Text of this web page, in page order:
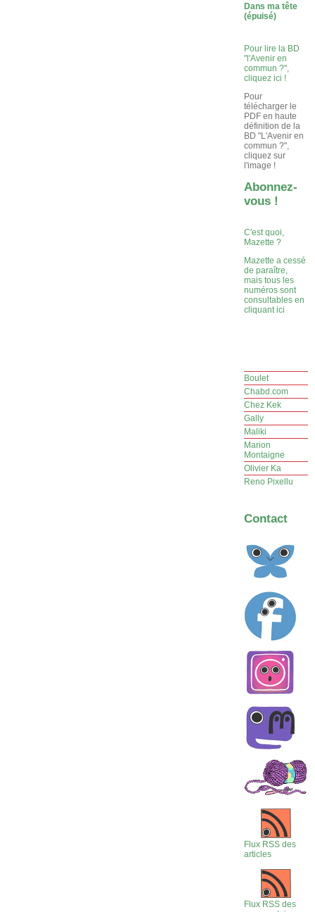
Dans ma tête
(épuisé)
Pour lire la BD
"l'Avenir en
commun ?",
cliquez ici !
Pour
télécharger le
PDF en haute
définition de la
BD "L'Avenir en
commun ?",
cliquez sur
l'image !
Abonnez-
vous !
C'est quoi,
Mazette ?
Mazette a cessé
de paraître,
mais tous les
numéros sont
consultables en
cliquant ici
Boulet
Chabd.com
Chez Kek
Gally
Maliki
Marion
Montaigne
Olivier Ka
Reno Pixellu
Contact
Flux RSS des
articles
Flux RSS des